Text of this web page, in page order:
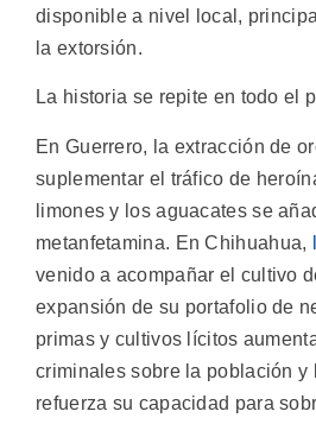
disponible a nivel local,
la extorsión.
La historia se repite en todo el
En Guerrero, la extracción de
suplementar el tráfico de
limones y los aguacates se
metanfetamina. En Chihuahua,
venido a acompañar el cultivo
expansión de su portafolio de
primas y cultivos lícitos
criminales sobre la población y
refuerza su capacidad para